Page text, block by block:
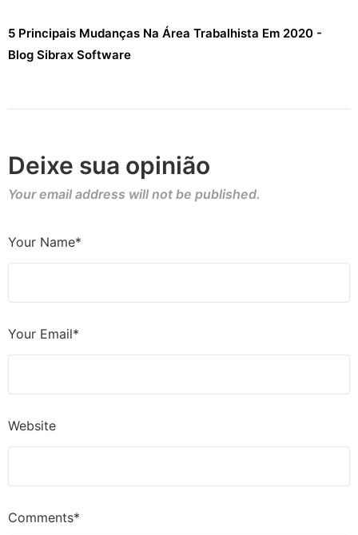
5 Principais Mudanças Na Área Trabalhista Em 2020 -
Blog Sibrax Software
Deixe sua opinião
Your email address will not be published.
Comments*
Your Name*
Your Email*
Website